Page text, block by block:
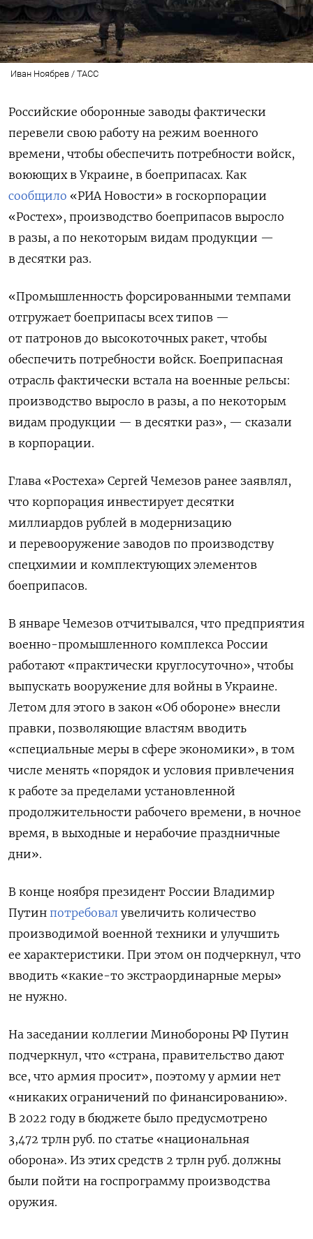
Иван Ноябрев / ТАСС
Российские оборонные заводы фактически
перевели свою работу на режим военного
времени, чтобы обеспечить потребности войск,
воюющих в Украине, в боеприпасах. Как
сообщило «РИА Новости» в госкорпорации
«Ростех», производство боеприпасов выросло
в разы, а по некоторым видам продукции —
в десятки раз.
«Промышленность форсированными темпами
отгружает боеприпасы всех типов —
от патронов до высокоточных ракет, чтобы
обеспечить потребности войск. Боеприпасная
отрасль фактически встала на военные рельсы:
производство выросло в разы, а по некоторым
видам продукции — в десятки раз», — сказали
в корпорации.
Глава «Ростеха» Сергей Чемезов ранее заявлял,
что корпорация инвестирует десятки
миллиардов рублей в модернизацию
и перевооружение заводов по производству
спецхимии и комплектующих элементов
боеприпасов.
В январе Чемезов отчитывался, что предприятия
военно-промышленного комплекса России
работают «практически круглосуточно», чтобы
выпускать вооружение для войны в Украине.
Летом для этого в закон «Об обороне» внесли
правки, позволяющие властям вводить
«специальные меры в сфере экономики», в том
числе менять «порядок и условия привлечения
к работе за пределами установленной
продолжительности рабочего времени, в ночное
время, в выходные и нерабочие праздничные
дни».
В конце ноября президент России Владимир
Путин потребовал увеличить количество
производимой военной техники и улучшить
ее характеристики. При этом он подчеркнул, что
вводить «какие-то экстраординарные меры»
не нужно.
На заседании коллегии Минобороны РФ Путин
подчеркнул, что «страна, правительство дают
все, что армия просит», поэтому у армии нет
«никаких ограничений по финансированию».
В 2022 году в бюджете было предусмотрено
3,472 трлн руб. по статье «национальная
оборона». Из этих средств 2 трлн руб. должны
были пойти на госпрограмму производства
оружия.